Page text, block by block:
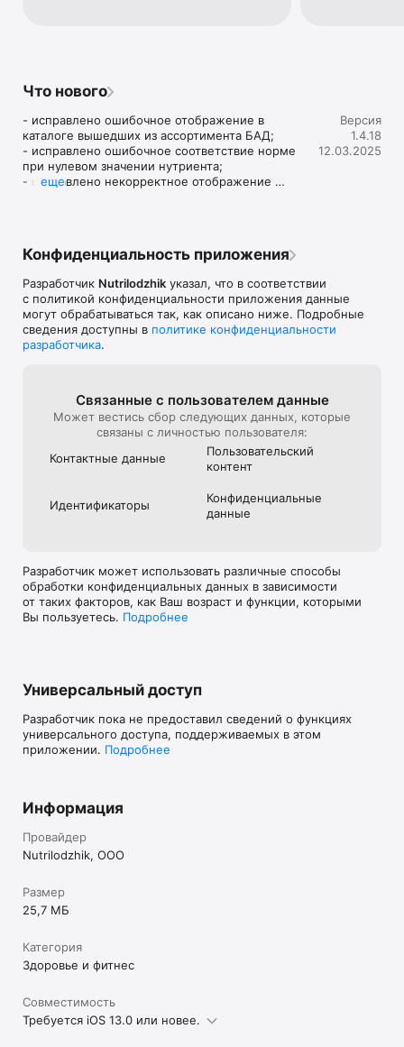
частности, связанные с ними изображения),
соответствующим правом, которое принадлежит компании
Alticor Inc.
Что нового
- исправлено ошибочное отображение в
каталоге вышедших из ассортимента БАД;
- исправлено ошибочное соответствие норме
при нулевом значении нутриента;
- исправлено некорректное отображение
(значения объем/частота) в фактическом
- удалено ложное сообщение об ошибке,
возникающая при переходе в оптимизацию
питания после удалении фактического питания;
- исправлена ошибка, при которой у клиента,
зарегистрированного самостоятельно, не
питания во время перехода в оптимизацию
питания;
- исправлена ошибка, при которой ошибочно
опроса по фактическому питанию;
- исправлена ошибка с невозможностью
клиента;
- исправлена ошибка жизненной активности
диаграмме хим.состава.
еще
Версия
1.4.18
12.03.2025
Конфиденциальность приложения
Разработчик Nutrilodzhik указал, что в соответствии
с политикой конфиденциальности приложения данные
могут обрабатываться так, как описано ниже. Подробные
сведения доступны в политике конфиденциальности
разработчика.
Связанные с пользова­телем данные
Может вестись сбор следующих данных, которые
связаны с личностью пользователя:
Контактные данные
Пользова­тель­ский
контент
Идентифика­торы
Конфиден­циаль­ные
данные
Разработчик может использовать различные способы
обработки конфиденциальных данных в зависимости
от таких факторов, как Ваш возраст и функции, которыми
Вы пользуетесь. Подробнее
Универсальный доступ
Разработчик пока не предоставил сведений о функциях
универсального доступа, поддерживаемых в этом
приложении. Подробнее
Информация
Провайдер
Nutrilodzhik, OOO
Размер
25,7 МБ
Категория
Здоровье и фитнес
Совместимость
Требуется iOS 13.0 или новее.